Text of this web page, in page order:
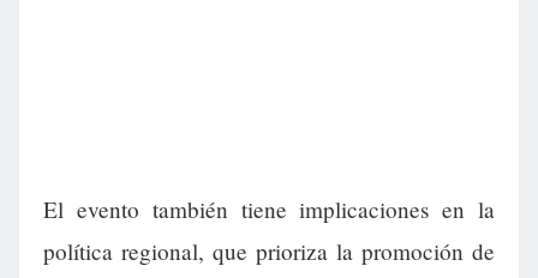
El evento también tiene implicaciones en la
política regional, que prioriza la promoción de